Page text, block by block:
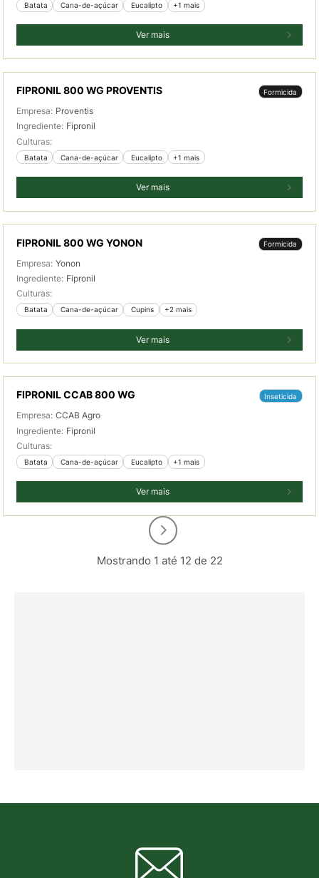
Batata Cana-de-açúcar Eucalipto +1 mais
Ver mais
FIPRONIL 800 WG PROVENTIS Formicida
Empresa: Proventis
Ingrediente: Fipronil
Culturas:
Batata Cana-de-açúcar Eucalipto +1 mais
Ver mais
FIPRONIL 800 WG YONON Formicida
Empresa: Yonon
Ingrediente: Fipronil
Culturas:
Batata Cana-de-açúcar Cupins +2 mais
Ver mais
FIPRONIL CCAB 800 WG Inseticida
Empresa: CCAB Agro
Ingrediente: Fipronil
Culturas:
Batata Cana-de-açúcar Eucalipto +1 mais
Ver mais
Mostrando 1 até 12 de 22